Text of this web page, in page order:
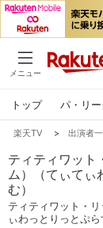
メニュー
トップ パ・リ
楽天TV > 出演者
ティティワット
ム）（てぃてぃ
む）
ティティワット・
ぃわっとりっとぷ